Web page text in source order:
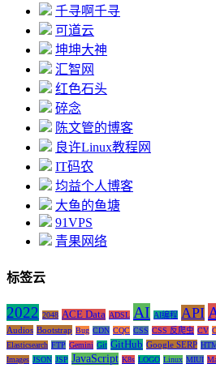
千寻啊千寻
可道云
坤坤大神
汇智网
红色石头
碎念
陈文管的博客
良许Linux教程网
IT码农
均益个人博客
大鱼的鱼塘
91VPS
青果网络
标签云
2022 2048 ACE Data ADSL AI AI编程 API
Audios Bootstrap Bug CDN CQC CSS CSS 反爬虫 CV
Elasticsearch FTP Gemini Git GitHub Google SERP
Images JSON JSP JavaScript K8s LOGO Linux MIUI